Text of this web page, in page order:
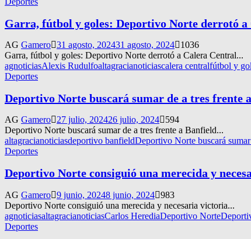
Garra, fútbol y goles: Deportivo Norte derrotó
AG Gamero 31 agosto, 202431 agosto, 2024
1036
Garra, fútbol y goles: Deportivo Norte derrotó a Calera Central...
agnoticiasAlexis Rudulfoaltagracianoticiascalera centralfútbol y
Deportes
Deportivo Norte buscará sumar de a tres frente
AG Gamero 27 julio, 202426 julio, 2024
594
Deportivo Norte buscará sumar de a tres frente a Banfield...
altagracianoticiasdeportivo banfieldDeportivo Norte buscará
Deportes
Deportivo Norte consiguió una merecida y
AG Gamero 9 junio, 20248 junio, 2024 983
Deportivo Norte consiguió una merecida y necesaria victoria...
agnoticiasaltagracianoticiasCarlos HerediaDeportivo Norte
Deportes